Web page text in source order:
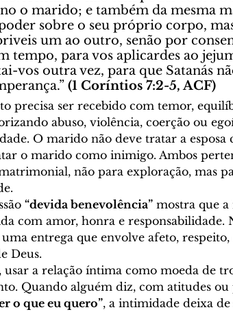
o marido; e também da mesma
sobre o seu próprio corpo,
um ao outro, senão por
tempo, para vos aplicardes ao
vos outra vez, para que Satanás
(1 Coríntios 7:2-5, ACF)
precisa ser recebido com temor,
abuso, violência, coerção ou
O marido não deve tratar a esposa
o marido como inimigo. Ambos
não para exploração, mas
“devida benevolência” mostra que
com amor, honra e responsabilidade.
entrega que envolve afeto,
Deus.
usar a relação íntima como moeda de
Quando alguém diz, com atitudes ou
o que eu quero”, a intimidade deixa de